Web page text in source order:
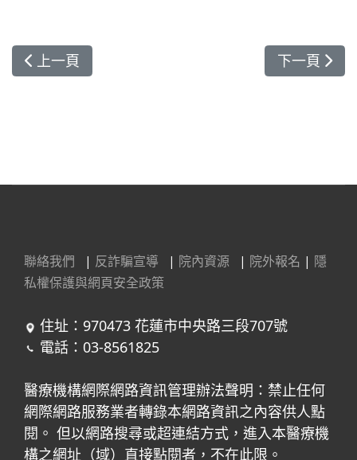
上一篇文章: 醫護山海、共善保育 花蓮慈院與國家
上一頁 下一篇文章
下一頁
聯絡我們 | 反詐騙宣導 | 院內資源 | 院外報名 | 隱
私權保護與網頁安全政策
住址：970473 花蓮市中央路三段707號
電話：03-8561825
醫療機構網際網路資訊管理辦法聲明：禁止任何
網際網路服務業者轉錄本網路資訊之內容供人點
閱。 但以網路搜尋或超連結方式，進入本醫療機
構之網址（域）直接點閱者，不在此限。